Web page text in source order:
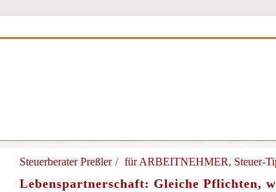
Steuerberater Preßler für ARBEITNEHMER, Steuer-
Lebenspartnerschaft: Gleiche Pflichten,